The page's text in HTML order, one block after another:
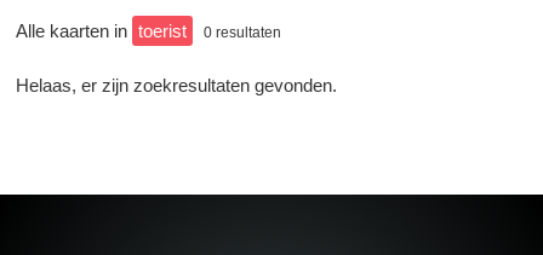
Alle kaarten in toerist 0 resultaten
Helaas, er zijn zoekresultaten gevonden.